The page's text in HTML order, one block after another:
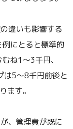
違いも影響する
にとると標準的
ね1～3千円、
は5～8千円前後と
ます。
、管理費が既に